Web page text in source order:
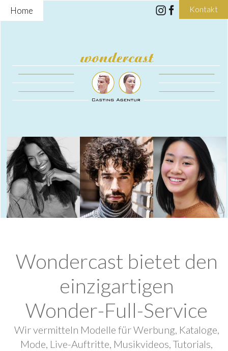
Home Kontakt
Wondercast bietet den
einzigartigen
Wonder-Full-Service
Wir vermitteln Modelle für Werbung, Kataloge,
Mode, Live-Auftritte, Musikvideos, Tutorials,